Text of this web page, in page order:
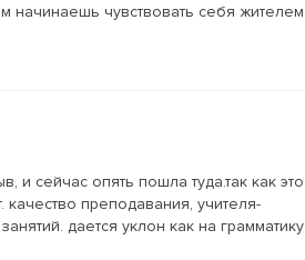
начинаешь чувствовать себя жителем
и сейчас опять пошла туда.так как это
преподавания, учителя-
дается уклон как на грамматику